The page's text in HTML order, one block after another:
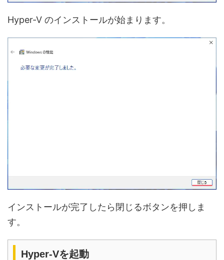
Hyper-V のインストールが始まります。
インストールが完了したら閉じるボタンを押しま
す。
Hyper-Vを起動